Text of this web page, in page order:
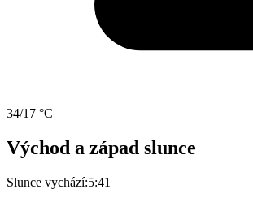
34/17 °C
Východ a západ slunce
Slunce vychází:5:41